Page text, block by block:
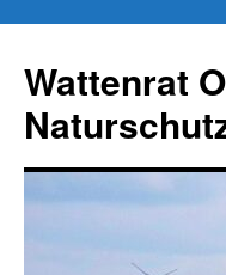
springen
Wattenrat